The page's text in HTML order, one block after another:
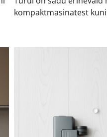
kompaktmasinatest